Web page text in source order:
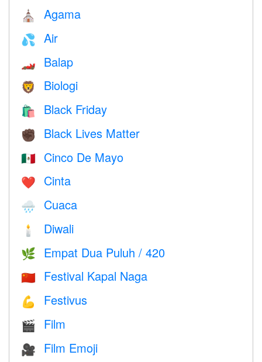
⛪️ Agama
💦 Air
🏎 Balap
🦁 Biologi
🛍 Black Friday
✊🏿 Black Lives Matter
🇲🇽 Cinco De Mayo
❤️️ Cinta
🌧 Cuaca
🕯 Diwali
🌿 Empat Dua Puluh / 420
🇨🇳 Festival Kapal Naga
💪 Festivus
🎬 Film
🎥 Film Emoji